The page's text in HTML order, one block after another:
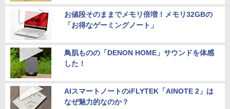
お値段そのままでメモリ倍増！メモリ32GBの
「お得なゲーミングノート」
鳥肌ものの「DENON HOME」サウンドを体感
した！
AIスマートノートのiFLYTEK「AINOTE 2」は
なぜ魅力的なのか？